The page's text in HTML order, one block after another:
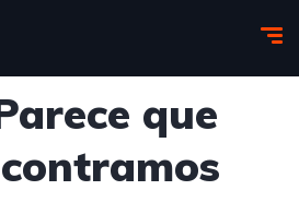
que